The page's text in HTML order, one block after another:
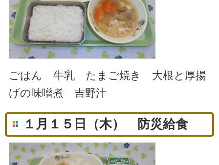
ごはん 牛乳 たまご焼き 大根と厚揚
げの味噌煮 吉野汁
１月１５日（木） 防災給食